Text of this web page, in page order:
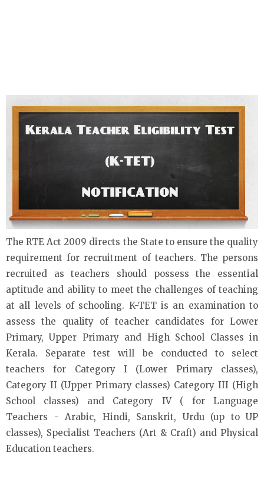
The RTE Act 2009 directs the State to ensure the quality
requirement for recruitment of teachers. The persons
recruited as teachers should possess the essential
aptitude and ability to meet the challenges of teaching
at all levels of schooling. K-TET is an examination to
assess the quality of teacher candidates for Lower
Primary, Upper Primary and High School Classes in
Kerala. Separate test will be conducted to select
teachers for Category I (Lower Primary classes),
Category II (Upper Primary classes) Category III (High
School classes) and Category IV ( for Language
Teachers - Arabic, Hindi, Sanskrit, Urdu (up to UP
classes), Specialist Teachers (Art & Craft) and Physical
Education teachers.